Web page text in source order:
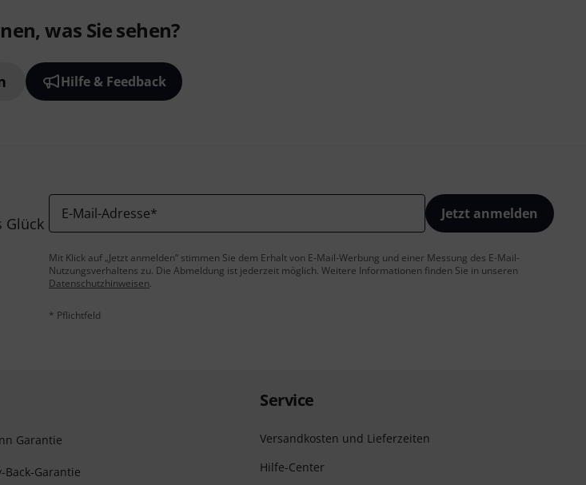
was Sie sehen?
Hilfe & Feedback
Glück
E-Mail-Adresse* Jetzt anmelden
Mit Klick auf „Jetzt anmelden“ stimmen Sie dem Erhalt von E-Mail-Werbung und einer Messung des E-Mail-
Nutzungsverhaltens zu. Die Abmeldung ist jederzeit möglich. Weitere Informationen finden Sie in unseren
Datenschutzhinweisen.
* Pflichtfeld
Garantie
Back-Garantie
Service
Versandkosten und Lieferzeiten
Hilfe-Center